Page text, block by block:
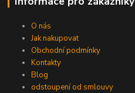
O nás
Jak nakupovat
Obchodní podmínky
Kontakty
Blog
odstoupení od smlouvy